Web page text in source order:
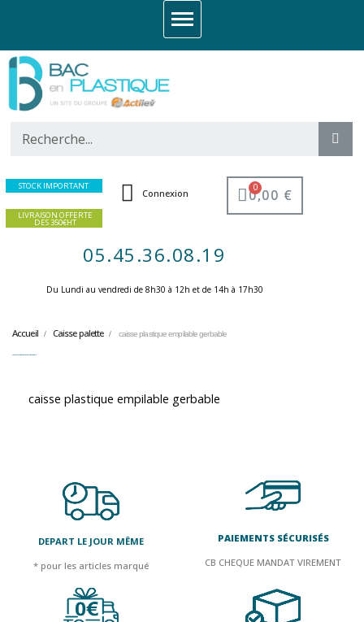
STOCK IMPORTANT
LIVRAISON OFFERTE
DES 350€HT
Connexion 0,00 €
05.45.36.08.19
Du Lundi au vendredi de 8h30 à 12h et de 14h à 17h30 ​
Accueil Caisse palette caisse plastique empilable gerbable
caisse plastique empilable gerbable
DEPART LE JOUR MÊME
* pour les articles marqué
PAIEMENTS SÉCURISÉS
CB CHEQUE MANDAT VIREMENT